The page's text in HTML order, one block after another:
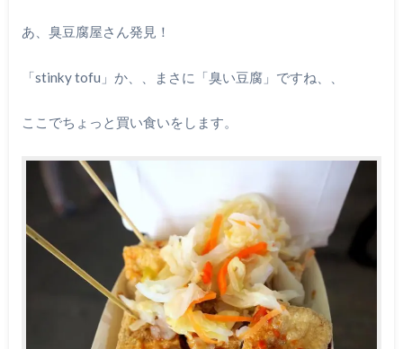
あ、臭豆腐屋さん発見！
「stinky tofu」か、、まさに「臭い豆腐」ですね、、
ここでちょっと買い食いをします。